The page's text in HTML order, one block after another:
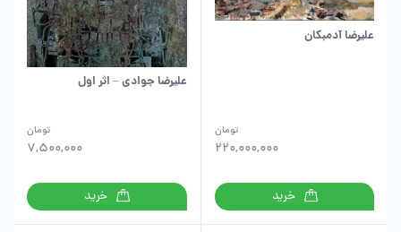
علیرضا آدمبکان
220,000,000
تومان
خرید
علیرضا جوادی – اثر اول
7,500,000
تومان
خرید